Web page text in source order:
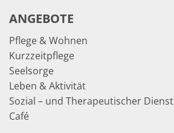
ANGEBOTE
Pflege & Wohnen
Kurzzeitpflege
Seelsorge
Leben & Aktivität
Sozial – und Therapeutischer Dienst
Café